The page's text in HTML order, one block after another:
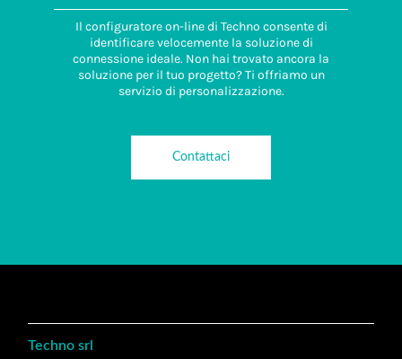
Il configuratore on-line di Techno consente di
identificare velocemente la soluzione di
connessione ideale. Non hai trovato ancora la
soluzione per il tuo progetto? Ti offriamo un
servizio di personalizzazione.
Contattaci
Techno srl